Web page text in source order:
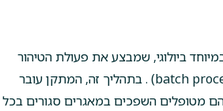
ביולוגי, שמבצע את פעולת הטיהור
בשלבים, בשיטת סבב (batch process) . בתהליך זה, המתקן עובר
מטופלים השפכים במאגרים סגורים בכל